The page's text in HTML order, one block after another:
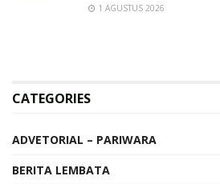
1 AGUSTUS 2026
CATEGORIES
ADVETORIAL – PARIWARA
BERITA LEMBATA